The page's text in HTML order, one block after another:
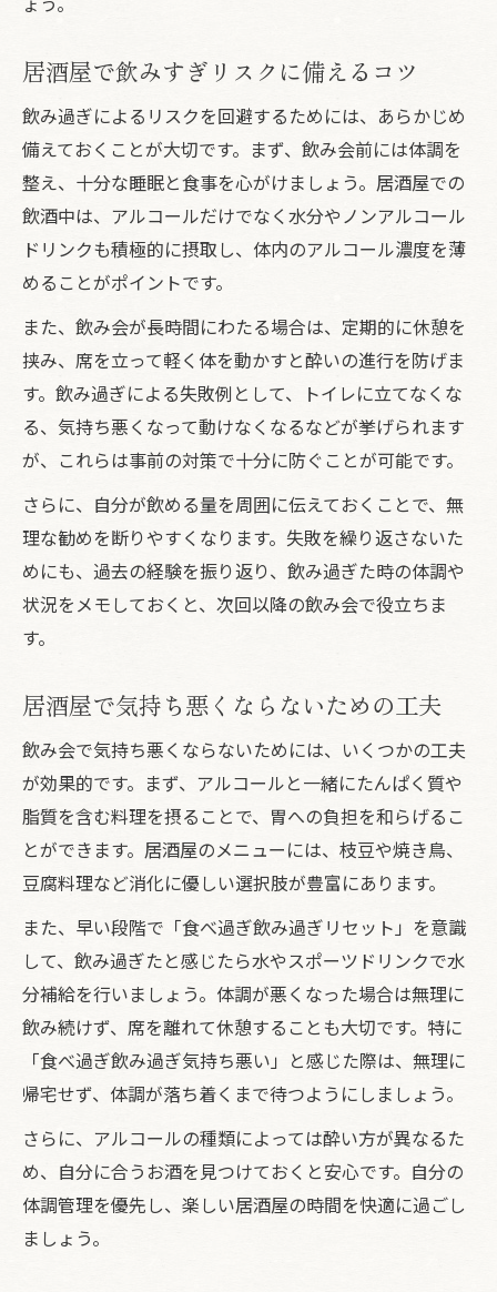
居酒屋で飲みすぎリスクに備えるコツ
飲み過ぎによるリスクを回避するためには、あらかじめ
備えておくことが大切です。まず、飲み会前には体調を
整え、十分な睡眠と食事を心がけましょう。居酒屋での
飲酒中は、アルコールだけでなく水分やノンアルコール
ドリンクも積極的に摂取し、体内のアルコール濃度を薄
めることがポイントです。
また、飲み会が長時間にわたる場合は、定期的に休憩を
挟み、席を立って軽く体を動かすと酔いの進行を防げま
す。飲み過ぎによる失敗例として、トイレに立てなくな
る、気持ち悪くなって動けなくなるなどが挙げられます
が、これらは事前の対策で十分に防ぐことが可能です。
さらに、自分が飲める量を周囲に伝えておくことで、無
理な勧めを断りやすくなります。失敗を繰り返さないた
めにも、過去の経験を振り返り、飲み過ぎた時の体調や
状況をメモしておくと、次回以降の飲み会で役立ちま
す。
居酒屋で気持ち悪くならないための工夫
飲み会で気持ち悪くならないためには、いくつかの工夫
が効果的です。まず、アルコールと一緒にたんぱく質や
脂質を含む料理を摂ることで、胃への負担を和らげるこ
とができます。居酒屋のメニューには、枝豆や焼き鳥、
豆腐料理など消化に優しい選択肢が豊富にあります。
また、早い段階で「食べ過ぎ飲み過ぎリセット」を意識
して、飲み過ぎたと感じたら水やスポーツドリンクで水
分補給を行いましょう。体調が悪くなった場合は無理に
飲み続けず、席を離れて休憩することも大切です。特に
「食べ過ぎ飲み過ぎ気持ち悪い」と感じた際は、無理に
帰宅せず、体調が落ち着くまで待つようにしましょう。
さらに、アルコールの種類によっては酔い方が異なるた
め、自分に合うお酒を見つけておくと安心です。自分の
体調管理を優先し、楽しい居酒屋の時間を快適に過ごし
ましょう。